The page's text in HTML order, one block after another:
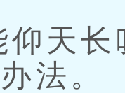
天长
法。